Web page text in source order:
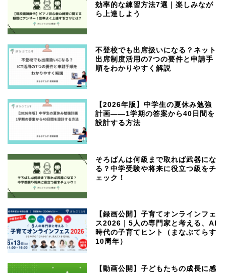
効率的な練習方法7選｜楽しみなが
ら上達しよう
不登校でも出席扱いになる？ネット
出席制度活用の7つの要件と申請手
順をわかりやすく解説
【2026年版】中学生の夏休み勉強
計画——1学期の答案から40日間を
設計する方法
そろばんは何級まで取れば武器にな
る？中学受験や将来に役立つ級をチ
ェック！
【録画公開】子育てオンラインフェ
ス2026｜5人の専門家と考える、AI
時代の子育てヒント（まなぶてらす
10周年）
【動画公開】子どもたちの成長に感